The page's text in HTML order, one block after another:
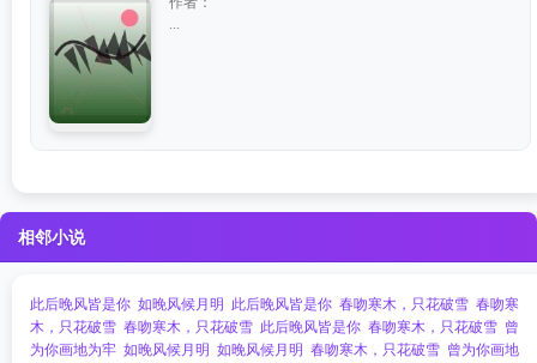
相邻小说
此后晚风皆是你 如晚风候月明 此后晚风皆是你 春吻寒木，只花破雪 春吻寒
木，只花破雪 春吻寒木，只花破雪 此后晚风皆是你 春吻寒木，只花破雪 曾
为你画地为牢 如晚风候月明 如晚风候月明 春吻寒木，只花破雪 曾为你画地